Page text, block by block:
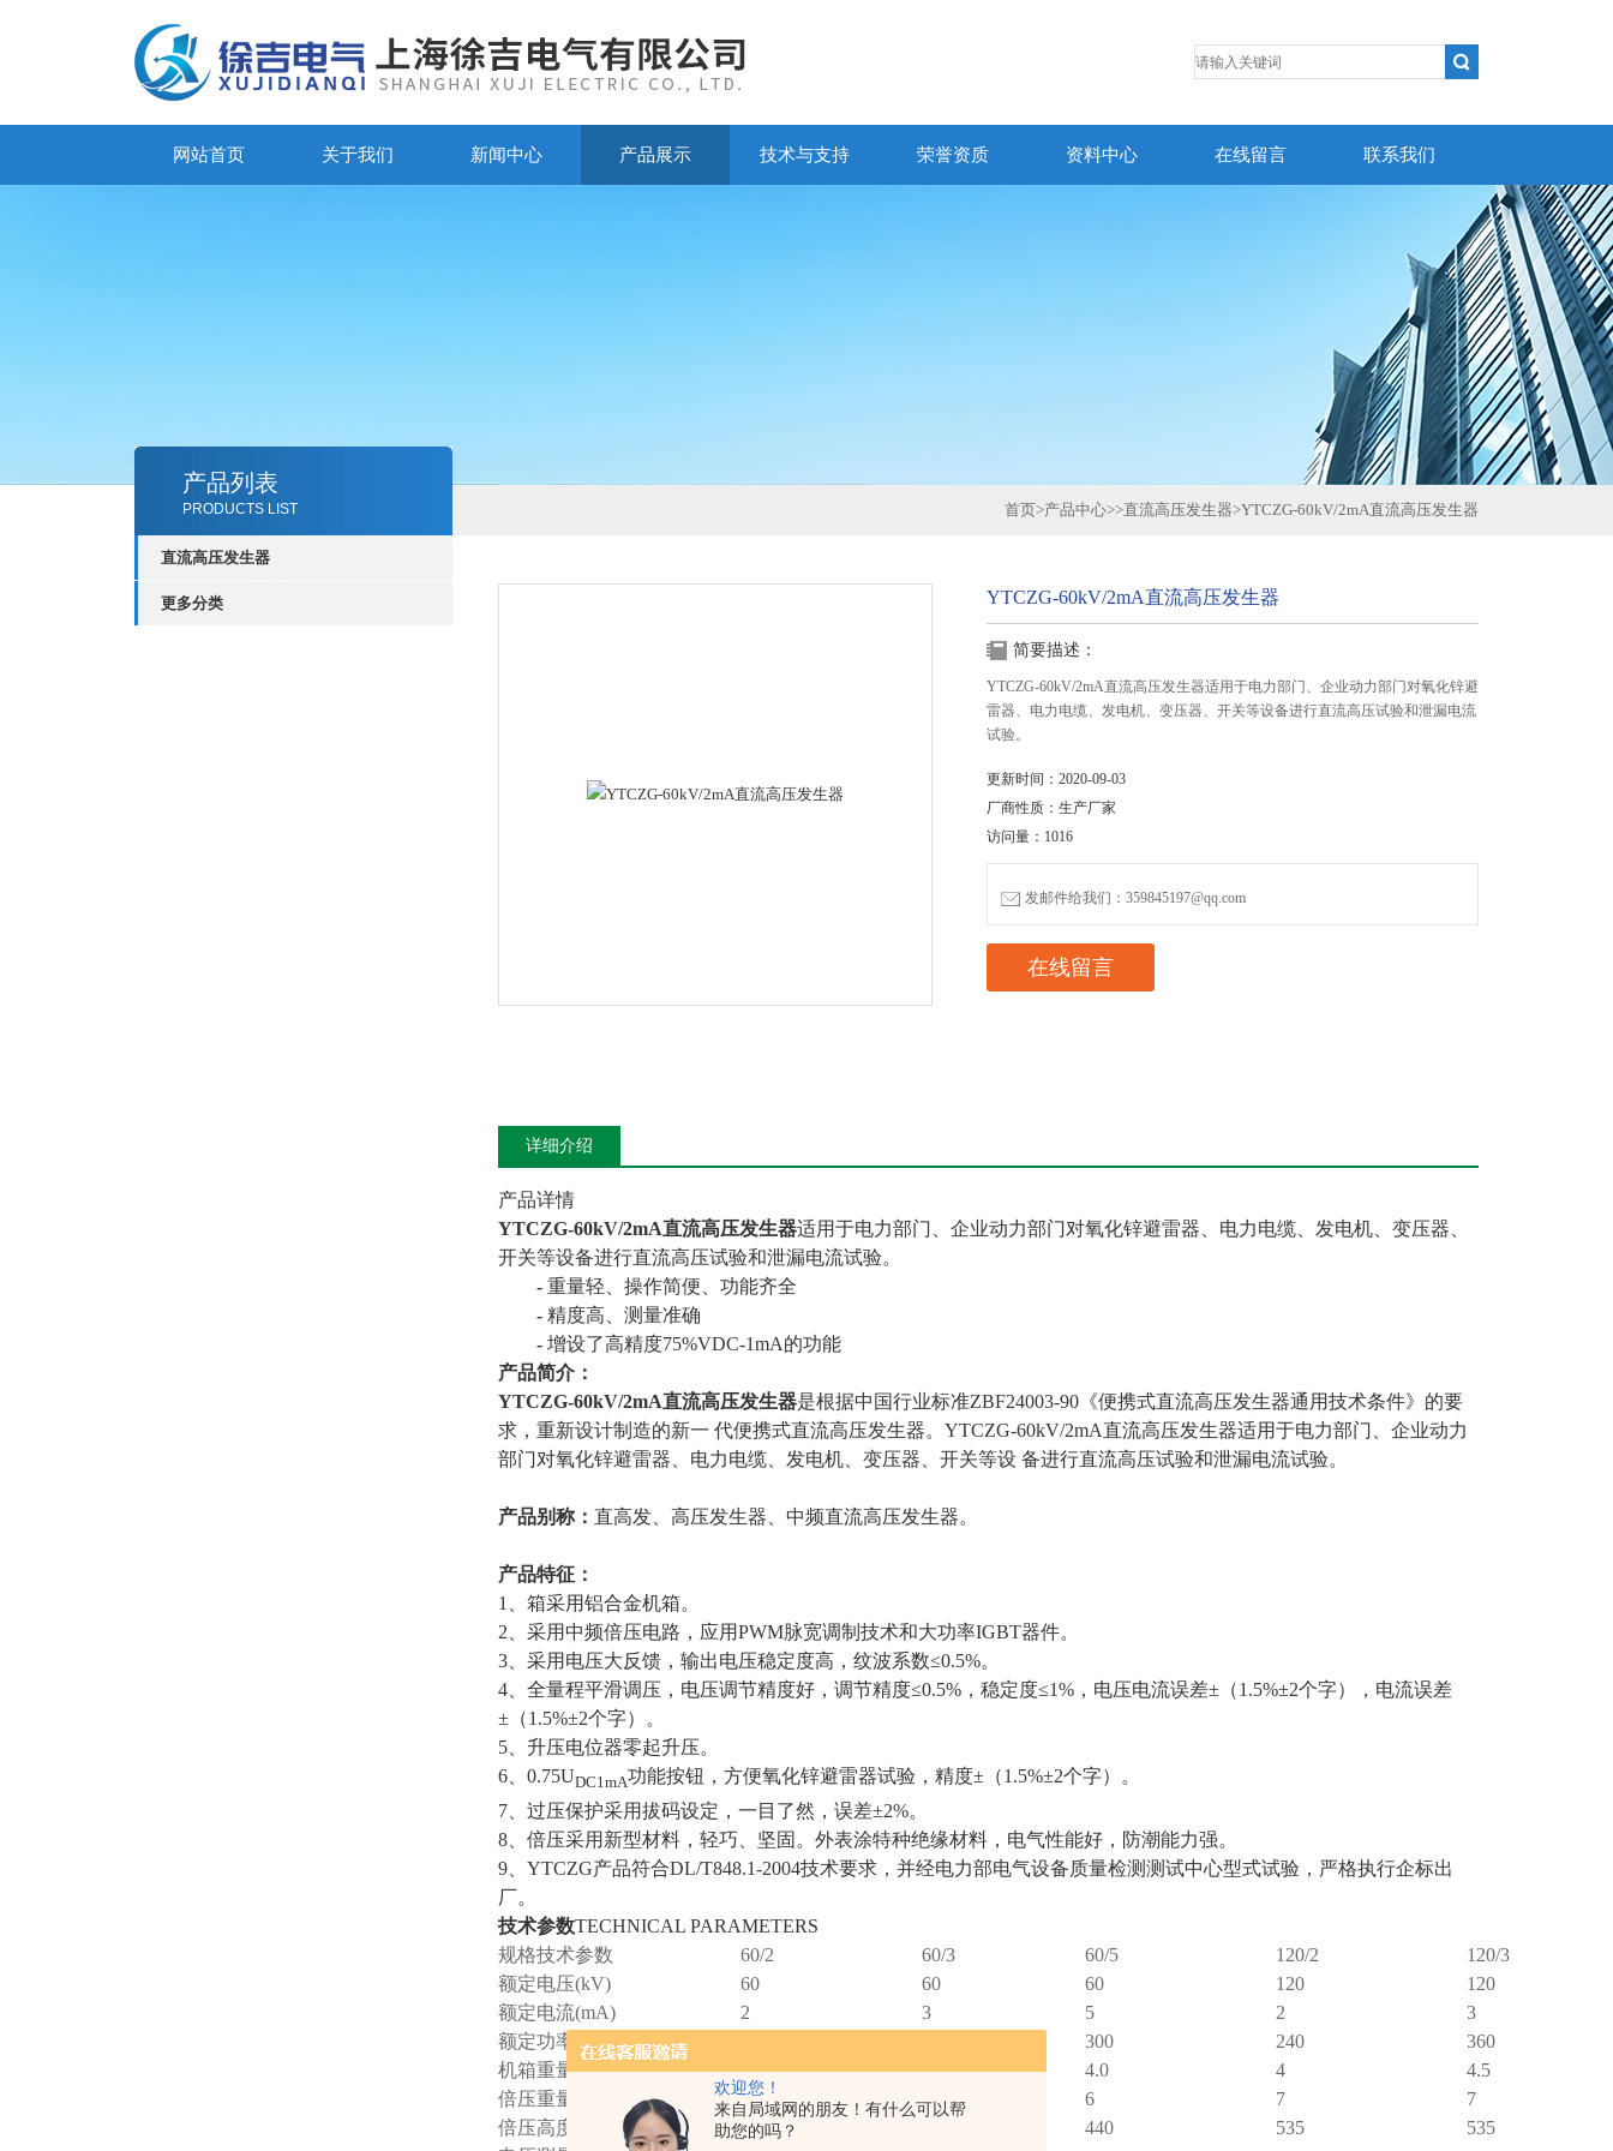
欢迎您！
来自局域网的朋友！有什么可以帮
助您的吗？
网站首页 关于我们 新闻中心 产品展示 技术与支持 荣誉资质 资料中心 在线留言 联系我们
产品列表
PRODUCTS LIST
直流高压发生器
更多分类
首页>产品中心>>直流高压发生器>YTCZG-60kV/2mA直流高压发生器
YTCZG-60kV/2mA直流高压发生器
简要描述：
YTCZG-60kV/2mA直流高压发生器适用于电力部门、企业动力部门对氧化锌避
雷器、电力电缆、发电机、变压器、开关等设备进行直流高压试验和泄漏电流
试验。
更新时间：2020-09-03
厂商性质：生产厂家
访问量：1016
发邮件给我们：359845197@qq.com
在线留言
详细介绍
产品详情
YTCZG-60kV/2mA直流高压发生器适用于电力部门、企业动力部门对氧化锌避雷器、电力电缆、发电机、变压器、
开关等设备进行直流高压试验和泄漏电流试验。
- 重量轻、操作简便、功能齐全
- 精度高、测量准确
- 增设了高精度75%VDC-1mA的功能
产品简介：
YTCZG-60kV/2mA直流高压发生器是根据中国行业标准ZBF24003-90《便携式直流高压发生器通用技术条件》的要
求，重新设计制造的新一 代便携式直流高压发生器。YTCZG-60kV/2mA直流高压发生器适用于电力部门、企业动力
部门对氧化锌避雷器、电力电缆、发电机、变压器、开关等设 备进行直流高压试验和泄漏电流试验。
产品别称： 直高发、高压发生器、中频直流高压发生器。
产品特征：
1、箱采用铝合金机箱。
2、采用中频倍压电路，应用PWM脉宽调制技术和大功率IGBT器件。
3、采用电压大反馈，输出电压稳定度高，纹波系数≤0.5%。
4、全量程平滑调压，电压调节精度好，调节精度≤0.5%，稳定度≤1%，电压电流误差±（1.5%±2个字），电流误差
±（1.5%±2个字）。
5、升压电位器零起升压。
6、0.75UDC1mA功能按钮，方便氧化锌避雷器试验，精度±（1.5%±2个字）。
7、过压保护采用拔码设定，一目了然，误差±2%。
8、倍压采用新型材料，轻巧、坚固。外表涂特种绝缘材料，电气性能好，防潮能力强。
9、YTCZG产品符合DL/T848.1-2004技术要求，并经电力部电气设备质量检测测试中心型式试验，严格执行企标出
厂。
技术参数TECHNICAL PARAMETERS
规格技术参数
60/2 60/3 60/5 120/2
120/3
额定电压(kV)
60 60 60 120
120
额定电流(mA)
2 3 5 2
3
额定功率(W)
300 240
360
机箱重量(kg)
3.5 4.0 4.0 4
4.5
倍压重量(kg)
6 6 6 7
7
倍压高度(mm)
440 440 535
535